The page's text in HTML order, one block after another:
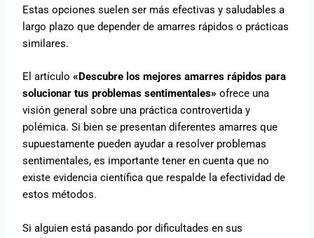
Estas opciones suelen ser más efectivas y saludables a
largo plazo que depender de amarres rápidos o prácticas
similares.
El artículo «Descubre los mejores amarres rápidos para
solucionar tus problemas sentimentales» ofrece una
visión general sobre una práctica controvertida y
polémica. Si bien se presentan diferentes amarres que
supuestamente pueden ayudar a resolver problemas
sentimentales, es importante tener en cuenta que no
existe evidencia científica que respalde la efectividad de
estos métodos.
Si alguien está pasando por dificultades en sus